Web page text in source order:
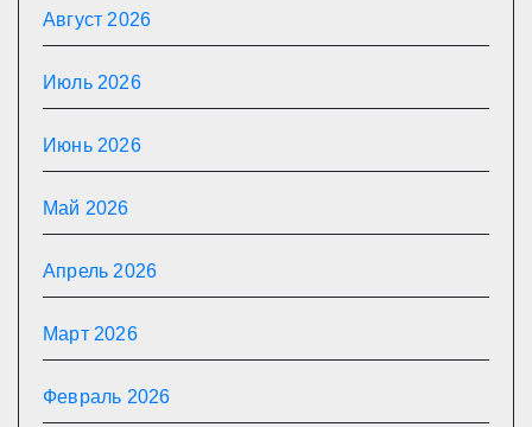
Август 2026
Июль 2026
Июнь 2026
Май 2026
Апрель 2026
Март 2026
Февраль 2026